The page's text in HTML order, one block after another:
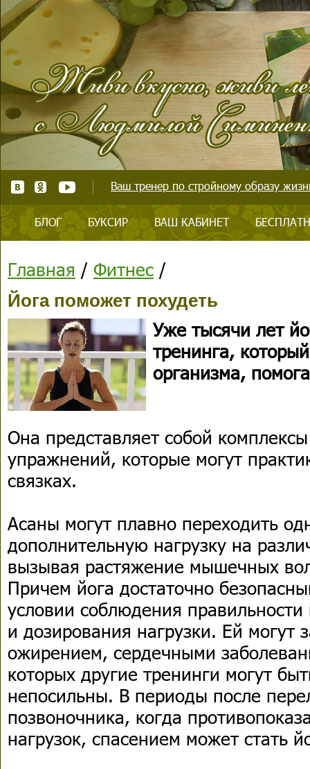
Ваш тренер по стройному образу
БЛОГ БУКСИР ВАШ КАБИНЕТ
Главная / Фитнес /
Йога поможет похудеть
Уже тысячи лет
тренинга,
организма,
Она представляет собой
упражнений, которые могут
связках.
Асаны могут плавно переходить
дополнительную нагрузку на
вызывая растяжение мышечных
Причем йога достаточно
условии соблюдения
и дозирования нагрузки. Ей могут
ожирением, сердечными
которых другие тренинги могут
непосильны. В периоды после
позвоночника, когда
нагрузок, спасением может стать